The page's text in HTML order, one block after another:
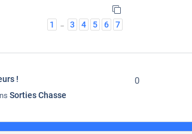
1 … 3 4 5 6 7
!
Sorties Chasse
0